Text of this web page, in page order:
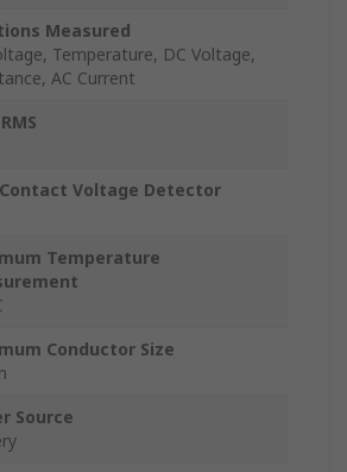
Measured
Temperature, DC Voltage,
AC Current
Voltage Detector
Temperature
Conductor Size
Source